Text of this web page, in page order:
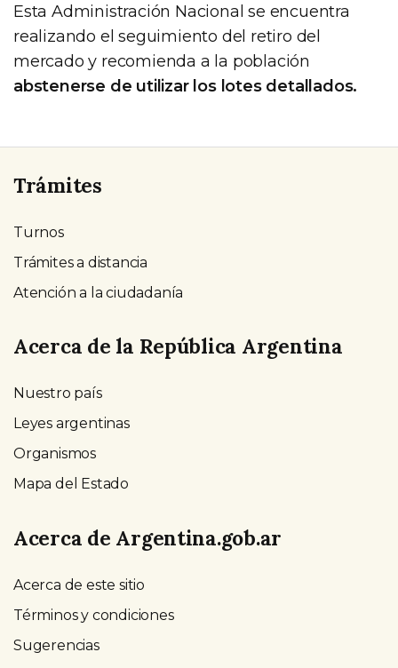
Esta Administración Nacional se encuentra
realizando el seguimiento del retiro del
mercado y recomienda a la población
abstenerse de utilizar los lotes detallados.
Trámites
Turnos
Trámites a distancia
Atención a la ciudadanía
Acerca de la República Argentina
Nuestro país
Leyes argentinas
Organismos
Mapa del Estado
Acerca de Argentina.gob.ar
Acerca de este sitio
Términos y condiciones
Sugerencias